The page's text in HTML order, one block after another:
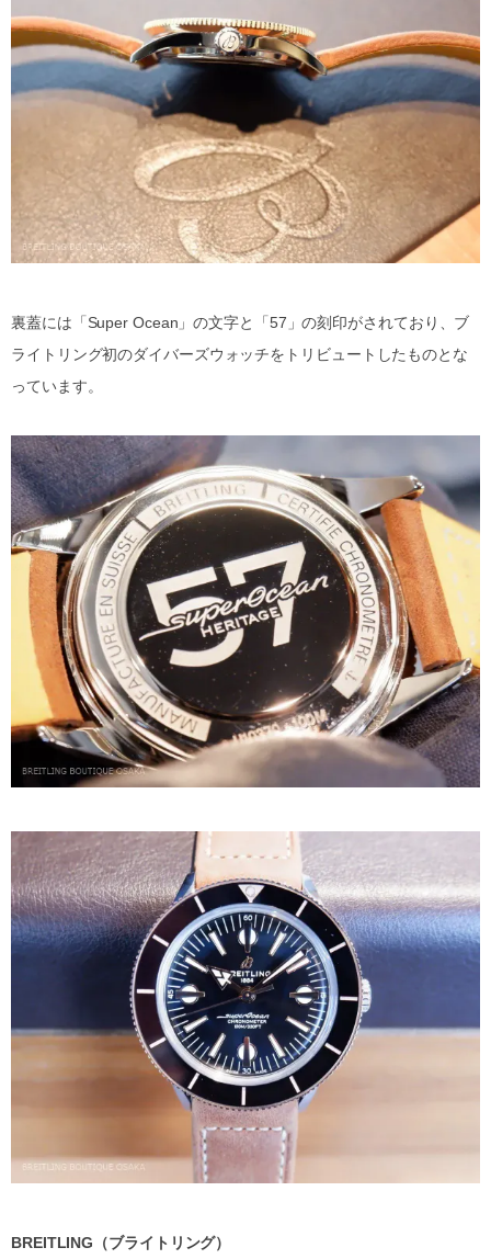
裏蓋には「Super Ocean」の文字と「57」の刻印がされており、ブ
ライトリング初のダイバーズウォッチをトリビュートしたものとな
っています。
BREITLING（ブライトリング）